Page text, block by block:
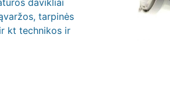
davikliai
tarpinės
kt technikos ir